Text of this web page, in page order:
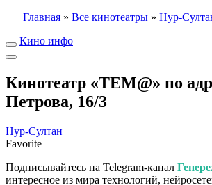
Главная » Все кинотеатры » Нур-
Кино инфо
Кинотеатр «TEM@» по
Петрова, 16/3
Нур-Султан
Favorite
Подписывайтесь на Telegram-канал
интересное из мира технологий,